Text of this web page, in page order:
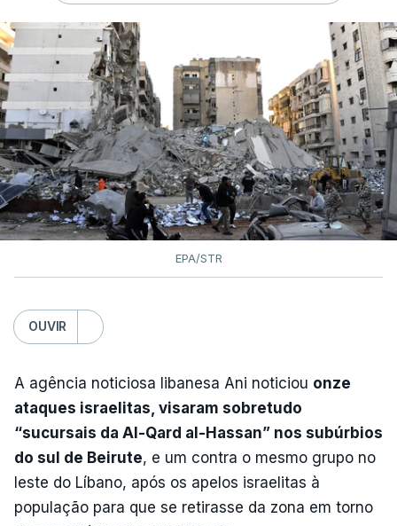
EPA/STR
OUVIR
A agência noticiosa libanesa Ani noticiou onze
ataques israelitas, visaram sobretudo
“sucursais da Al-Qard al-Hassan” nos subúrbios
do sul de Beirute, e um contra o mesmo grupo no
leste do Líbano, após os apelos israelitas à
população para que se retirasse da zona em torno